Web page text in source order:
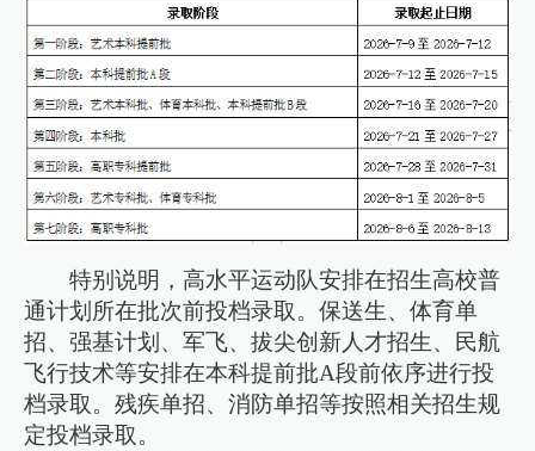
特别说明，高水平运动队安排在招生高校普
通计划所在批次前投档录取。保送生、体育单
招、强基计划、军飞、拔尖创新人才招生、民航
飞行技术等安排在本科提前批A段前依序进行投
档录取。残疾单招、消防单招等按照相关招生规
定投档录取。